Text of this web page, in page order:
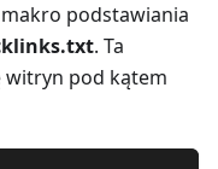
podstawiania
. Ta
witryn pod kątem